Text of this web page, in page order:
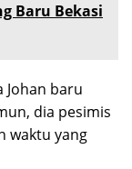
Baru Bekasi
Johan baru
dia pesimis
waktu yang